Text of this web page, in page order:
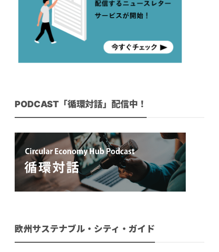
PODCAST「循環対話」配信中！
欧州サステナブル・シティ・ガイド